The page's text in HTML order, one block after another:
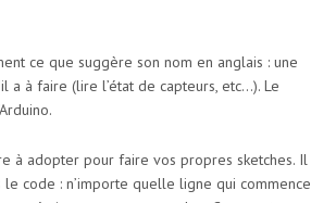
ce que suggère son nom en anglais : une
à faire (lire l’état de capteurs, etc…). Le
à adopter pour faire vos propres sketches. Il
code : n’importe quelle ligne qui commence